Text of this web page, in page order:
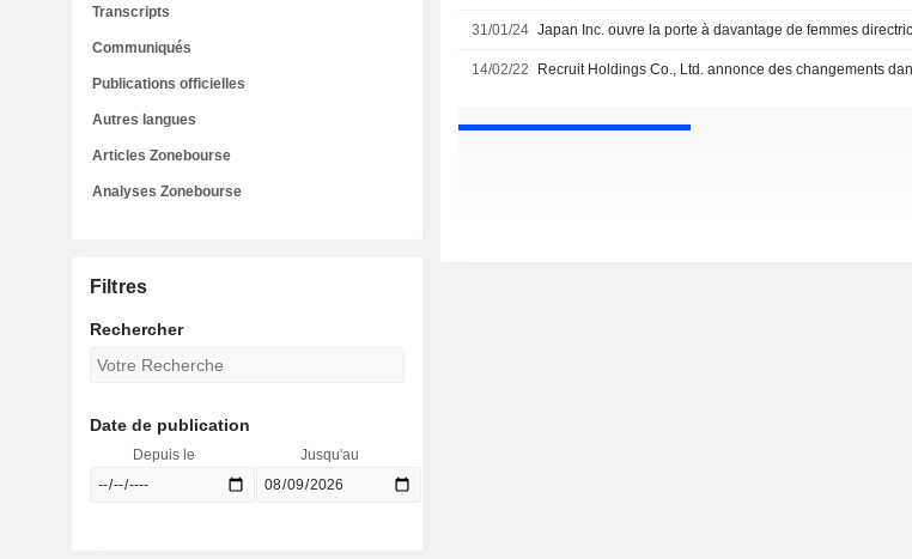
31/01/24
14/02/22 Recruit Holdings Co., Ltd. annonce des changements
Transcripts
Communiqués
Publications officielles
Autres langues
Articles Zonebourse
Analyses Zonebourse
Filtres
Rechercher
Date de publication
Depuis le Jusqu'au